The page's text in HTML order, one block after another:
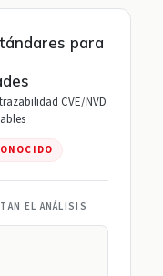
para
CVE/NVD
EL ANÁLISIS